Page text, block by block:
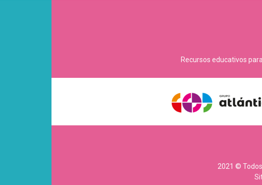
Recursos educativos
2021 ©